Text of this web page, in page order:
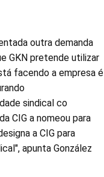
outra demanda
GKN pretende utilizar
facendo a empresa é
sindical co
CIG a nomeou para
a CIG para
apunta González